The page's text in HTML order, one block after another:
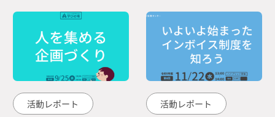
活動レポート 活動レポート